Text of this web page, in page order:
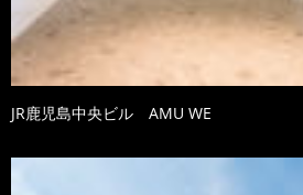
JR鹿児島中央ビル AMU WE